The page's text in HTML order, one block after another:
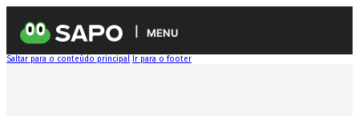
MENU
Saltar para o conteúdo principal Ir para o footer